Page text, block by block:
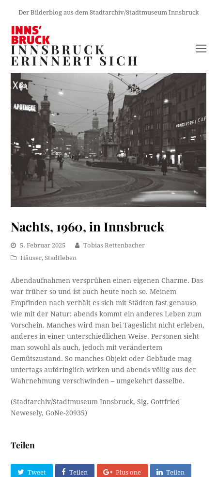
Der Bilderblog aus dem Stadtarchiv/Stadtmuseum Innsbruck
INNSBRUCK
ERINNERT SICH
Nachts, 1960, in Innsbruck
5. Februar 2025
Tobias Rettenbacher
Häuser,Stadtleben
Abendaufnahmen versprühen einen eigenen Charme. Das
war früher so und ist auch heute noch so. Meinem
Empfinden nach verhält es sich mit Städten fast genauso
wie mit der Natur: abends kommt ein anderes Leben zum
Vorschein. Manches wird man bei Tageslicht nicht erleben,
anderes in einer unterschiedlichen Weise. Personen sieht
man sowohl als auch, jedoch mit verändertem
Gemütszustand. So manches Objekt oder Gebäude mag
untertags aufdringlich wirken und abends völlig aus der
Wahrnehmung verschwinden – umgekehrt dasselbe.
(Stadtarchiv/Stadtmuseum Innsbruck, Slg. Gottfried
Newesely, GoNe-20935)
Teilen
Tweet Teilen Plus one Teilen